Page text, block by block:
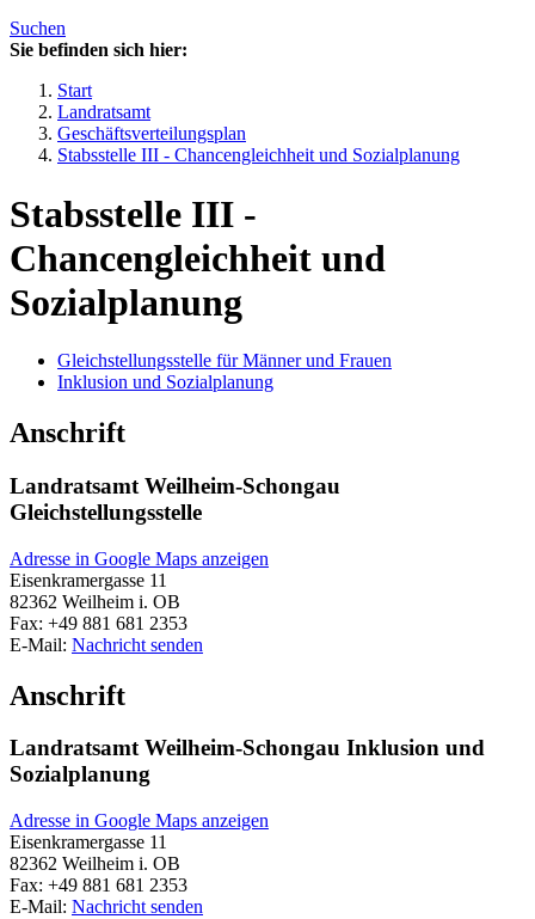
Suchen
Sie befinden sich hier:
Start
Landratsamt
Geschäftsverteilungsplan
Stabsstelle III - Chancengleichheit und Sozialplanung
Stabsstelle III -
Chancengleichheit und
Sozialplanung
Gleichstellungsstelle für Männer und Frauen
Inklusion und Sozialplanung
Anschrift
Landratsamt Weilheim-Schongau
Gleichstellungsstelle
Adresse in Google Maps anzeigen
Eisenkramergasse 11
82362 Weilheim i. OB
Fax: +49 881 681 2353
E-Mail: Nachricht senden
Anschrift
Landratsamt Weilheim-Schongau Inklusion und
Sozialplanung
Adresse in Google Maps anzeigen
Eisenkramergasse 11
82362 Weilheim i. OB
Fax: +49 881 681 2353
E-Mail: Nachricht senden